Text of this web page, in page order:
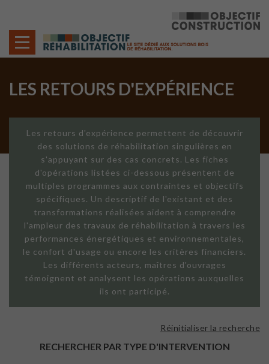
LES RETOURS D'EXPÉRIENCE
Les retours d'expérience permettent de découvrir
des solutions de réhabilitation singulières en
s'appuyant sur des cas concrets. Les fiches
d'opérations listées ci-dessous présentent de
multiples programmes aux contraintes et objectifs
spécifiques. Un descriptif de l'existant et des
transformations réalisées aident à comprendre
l'ampleur des travaux de réhabilitation à travers les
performances énergétiques et environnementales,
le confort d'usage ou encore les critères financiers.
Les différents acteurs, maîtres d'ouvrages
témoignent et analysent les opérations auxquelles
ils ont participé.
RECHERCHER PAR TYPE D'INTERVENTION
Réinitialiser la recherche
FAÇADE SUR
LINÉAIRE
ISOLATION
INTÉRIEURE